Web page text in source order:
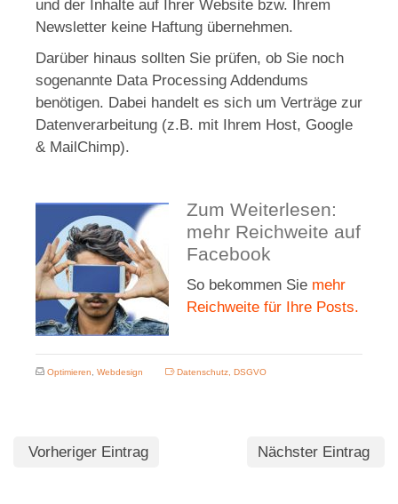
und der Inhalte auf Ihrer Website bzw. Ihrem
Newsletter keine Haftung übernehmen.
Darüber hinaus sollten Sie prüfen, ob Sie noch
sogenannte Data Processing Addendums
benötigen. Dabei handelt es sich um Verträge zur
Datenverarbeitung (z.B. mit Ihrem Host, Google
& MailChimp).
Zum Weiterlesen:
mehr Reichweite auf
Facebook
So bekommen Sie mehr
Reichweite für Ihre Posts.
Optimieren Webdesign Datenschutz DSGVO
Vorheriger Eintrag Nächster Eintrag